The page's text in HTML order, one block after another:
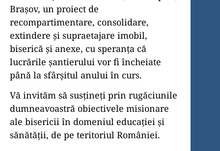
Brașov, un proiect de
recompartimentare, consolidare,
extindere și supraetajare imobil,
biserică și anexe, cu speranța că
lucrările șantierului vor fi încheiate
până la sfârșitul anului în curs.
Vă invităm să susțineți prin rugăciunile
dumneavoastră obiectivele misionare
ale bisericii în domeniul educației și
sănătății, de pe teritoriul României.